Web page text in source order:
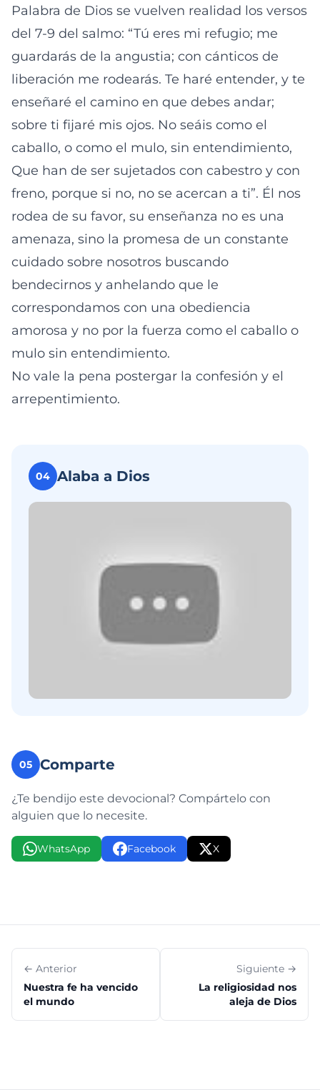
Palabra de Dios se vuelven realidad los versos
del 7-9 del salmo: “Tú eres mi refugio; me
guardarás de la angustia; con cánticos de
liberación me rodearás. Te haré entender, y te
enseñaré el camino en que debes andar;
sobre ti fijaré mis ojos. No seáis como el
caballo, o como el mulo, sin entendimiento,
Que han de ser sujetados con cabestro y con
freno, porque si no, no se acercan a ti”. Él nos
rodea de su favor, su enseñanza no es una
amenaza, sino la promesa de un constante
cuidado sobre nosotros buscando
bendecirnos y anhelando que le
correspondamos con una obediencia
amorosa y no por la fuerza como el caballo o
mulo sin entendimiento.
No vale la pena postergar la confesión y el
arrepentimiento.
04 Alaba a Dios
05 Comparte
¿Te bendijo este devocional? Compártelo con
alguien que lo necesite.
WhatsApp Facebook X
← Anterior
Nuestra fe ha vencido
el mundo
Siguiente →
La religiosidad nos
aleja de Dios